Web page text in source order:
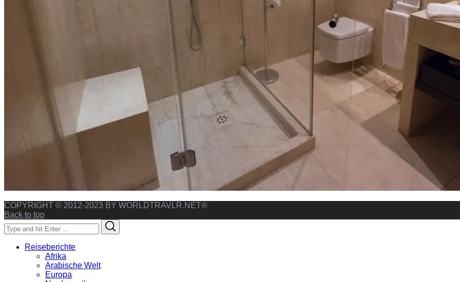
COPYRIGHT © 2012-2023 BY WORLDTRAVLR.NET®
Back to top
Search
for:
Reiseberichte
Afrika
Arabische Welt
Europa